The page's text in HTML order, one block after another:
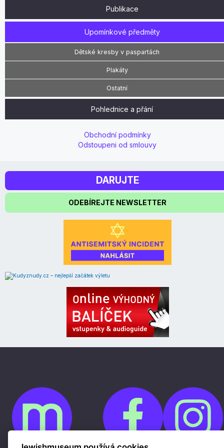
Publikace
Upomínkové předměty
Dětské kresby v paspartách
Plakáty
Ostatní
Pohlednice a přání
Obchodní podmínky
Odstoupeni od smlouvy
DARUJTE
ODEBÍREJTE NEWSLETTER